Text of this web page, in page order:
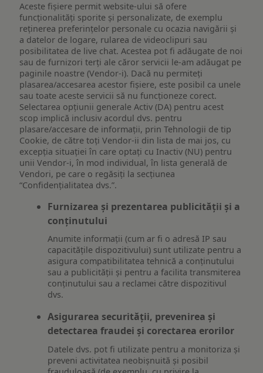
Aceste fișiere permit website-ului să ofere
funcționalități sporite și personalizate, de exemplu
reţinerea preferinţelor personale cu ocazia navigării și
a datelor de logare, rularea de videoclipuri sau
posibilitatea de live chat. Acestea pot fi adăugate de noi
sau de furnizori terți ale căror servicii le-am adăugat pe
paginile noastre (Vendor-i). Dacă nu permiteți
plasarea/accesarea acestor fișiere, este posibil ca unele
sau toate aceste servicii să nu funcționeze corect.
Selectarea opțiunii generale Activ (DA) pentru acest
scop implică inclusiv acordul dvs. pentru
plasare/accesare de informații, prin Tehnologii de tip
Cookie, de către toți Vendor-ii din lista de mai jos, cu
excepția situației în care optați cu Inactiv (NU) pentru
unii Vendor-i, în mod individual, în lista generală de
Vendori, pe care o regăsiți la secțiunea
“Confidențialitatea dvs.”.
Furnizarea și prezentarea publicității și a
conținutului
Anumite informații (cum ar fi o adresă IP sau
capacitățile dispozitivului) sunt utilizate pentru a
asigura compatibilitatea tehnică a conținutului
sau a publicității și pentru a facilita transmiterea
conținutului sau a reclamei către dispozitivul
dvs.
Asigurarea securității, prevenirea și
detectarea fraudei și corectarea erorilor
Datele dvs. pot fi utilizate pentru a monitoriza și
preveni activitatea neobișnuită și posibil